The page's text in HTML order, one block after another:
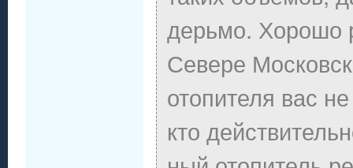
дерьмо. Хорошо
Севере
отопителя вас
кто